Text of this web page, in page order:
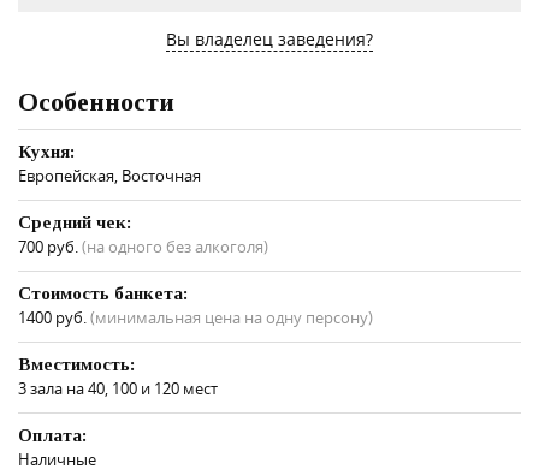
Вы владелец заведения?
Особенности
Кухня:
Европейская, Восточная
Средний чек:
700 руб.(на одного без алкоголя)
Стоимость банкета:
1400 руб.(минимальная цена на одну персону)
Вместимость:
3 зала на 40, 100 и 120 мест
Оплата:
Наличные